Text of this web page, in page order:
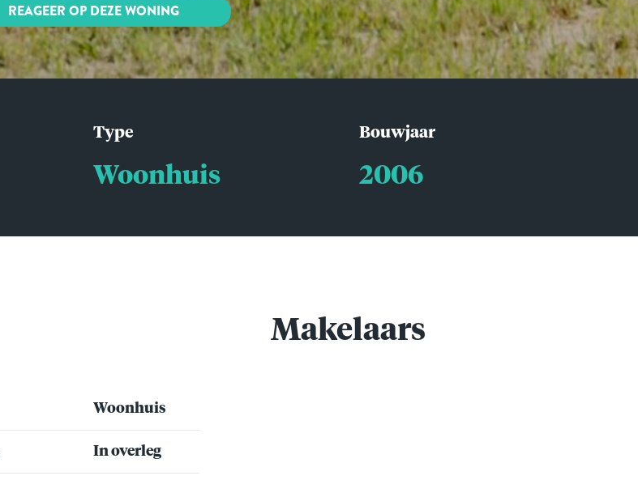
REAGEER OP DEZE WONING
Type
Woonhuis
Bouwjaar
2006
Woonhuis
In overleg
Makelaars